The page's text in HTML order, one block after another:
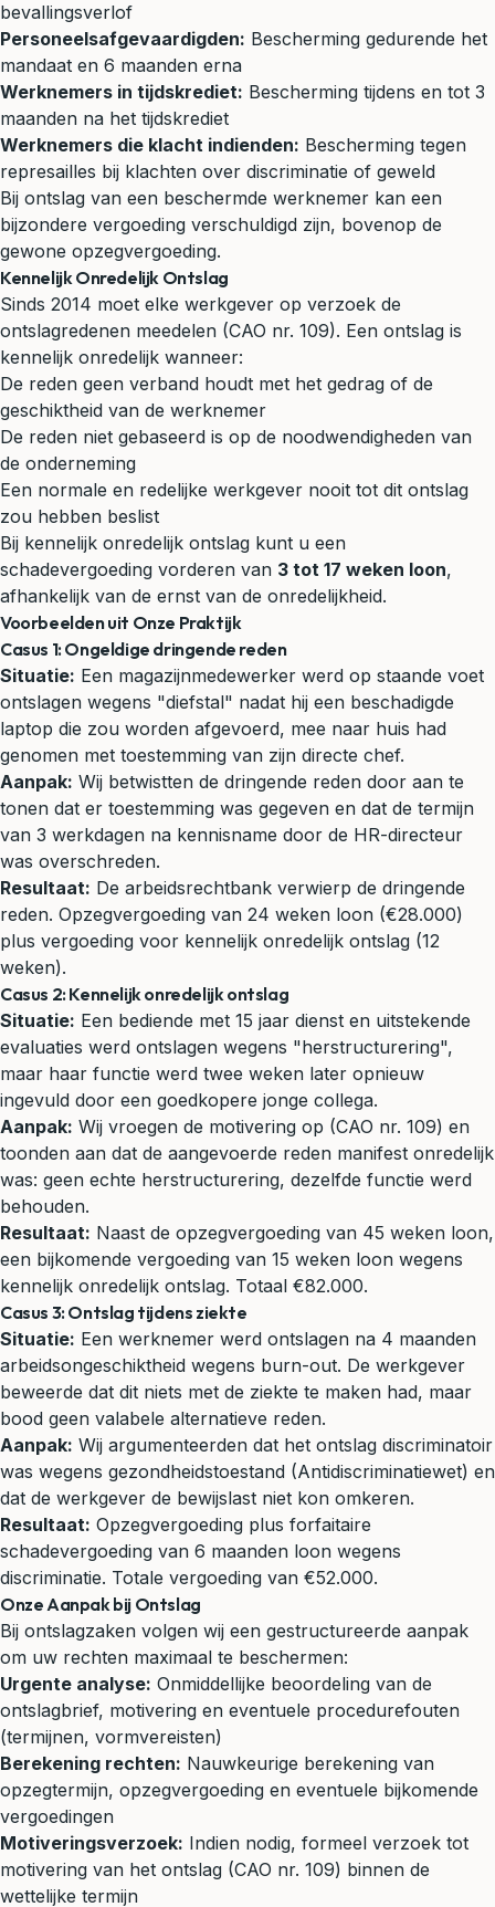
bevallingsverlof
Personeelsafgevaardigden: Bescherming gedurende het
mandaat en 6 maanden erna
Werknemers in tijdskrediet: Bescherming tijdens en tot 3
maanden na het tijdskrediet
Werknemers die klacht indienden: Bescherming tegen
represailles bij klachten over discriminatie of geweld
Bij ontslag van een beschermde werknemer kan een
bijzondere vergoeding verschuldigd zijn, bovenop de
gewone opzegvergoeding.
Kennelijk Onredelijk Ontslag
Sinds 2014 moet elke werkgever op verzoek de
ontslagredenen meedelen (CAO nr. 109). Een ontslag is
kennelijk onredelijk wanneer:
De reden geen verband houdt met het gedrag of de
geschiktheid van de werknemer
De reden niet gebaseerd is op de noodwendigheden van
de onderneming
Een normale en redelijke werkgever nooit tot dit ontslag
zou hebben beslist
Bij kennelijk onredelijk ontslag kunt u een
schadevergoeding vorderen van 3 tot 17 weken loon,
afhankelijk van de ernst van de onredelijkheid.
Voorbeelden uit Onze Praktijk
Casus 1: Ongeldige dringende reden
Situatie: Een magazijnmedewerker werd op staande voet
ontslagen wegens "diefstal" nadat hij een beschadigde
laptop die zou worden afgevoerd, mee naar huis had
genomen met toestemming van zijn directe chef.
Aanpak: Wij betwistten de dringende reden door aan te
tonen dat er toestemming was gegeven en dat de termijn
van 3 werkdagen na kennisname door de HR-directeur
was overschreden.
Resultaat: De arbeidsrechtbank verwierp de dringende
reden. Opzegvergoeding van 24 weken loon (€28.000)
plus vergoeding voor kennelijk onredelijk ontslag (12
weken).
Casus 2: Kennelijk onredelijk ontslag
Situatie: Een bediende met 15 jaar dienst en uitstekende
evaluaties werd ontslagen wegens "herstructurering",
maar haar functie werd twee weken later opnieuw
ingevuld door een goedkopere jonge collega.
Aanpak: Wij vroegen de motivering op (CAO nr. 109) en
toonden aan dat de aangevoerde reden manifest onredelijk
was: geen echte herstructurering, dezelfde functie werd
behouden.
Resultaat: Naast de opzegvergoeding van 45 weken loon,
een bijkomende vergoeding van 15 weken loon wegens
kennelijk onredelijk ontslag. Totaal €82.000.
Casus 3: Ontslag tijdens ziekte
Situatie: Een werknemer werd ontslagen na 4 maanden
arbeidsongeschiktheid wegens burn-out. De werkgever
beweerde dat dit niets met de ziekte te maken had, maar
bood geen valabele alternatieve reden.
Aanpak: Wij argumenteerden dat het ontslag discriminatoir
was wegens gezondheidstoestand (Antidiscriminatiewet) en
dat de werkgever de bewijslast niet kon omkeren.
Resultaat: Opzegvergoeding plus forfaitaire
schadevergoeding van 6 maanden loon wegens
discriminatie. Totale vergoeding van €52.000.
Onze Aanpak bij Ontslag
Bij ontslagzaken volgen wij een gestructureerde aanpak
om uw rechten maximaal te beschermen:
Urgente analyse: Onmiddellijke beoordeling van de
ontslagbrief, motivering en eventuele procedurefouten
(termijnen, vormvereisten)
Berekening rechten: Nauwkeurige berekening van
opzegtermijn, opzegvergoeding en eventuele bijkomende
vergoedingen
Motiveringsverzoek: Indien nodig, formeel verzoek tot
motivering van het ontslag (CAO nr. 109) binnen de
wettelijke termijn